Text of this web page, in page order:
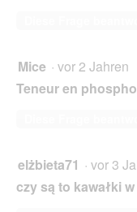
Mice · vor 2 Jahren
Teneur en
elżbieta71 · vor 3
czy są to kawałki